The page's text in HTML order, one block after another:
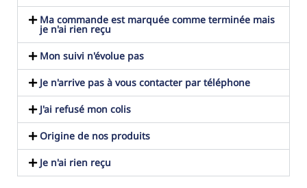
Ma commande est marquée comme terminée mais
je n'ai rien reçu
Mon suivi n'évolue pas
Je n'arrive pas à vous contacter par téléphone
J'ai refusé mon colis
Origine de nos produits
Je n'ai rien reçu